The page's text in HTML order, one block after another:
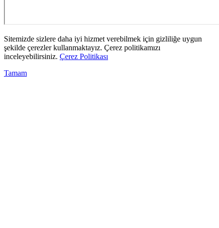
Sitemizde sizlere daha iyi hizmet verebilmek için gizliliğe uygun
şekilde çerezler kullanmaktayız. Çerez politikamızı
inceleyebilirsiniz. Çerez Politikası
Tamam